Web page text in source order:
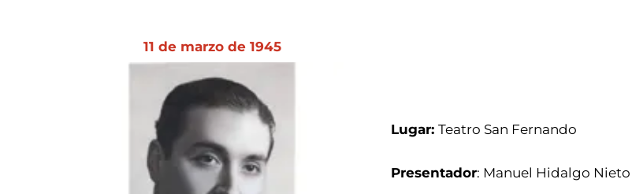
11 de marzo de 1945
Lugar: Teatro San Fernando
Presentador: Manuel Hidalgo Nieto